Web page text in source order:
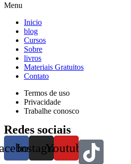
Menu
Inicio
blog
Cursos
Sobre
livros
Materiais Gratuitos
Contato
Termos de uso
Privacidade
Trabalhe conosco
Redes sociais
InstagramYoutube